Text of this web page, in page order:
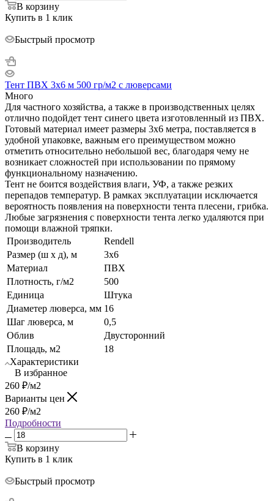
В корзину
Купить в 1 клик
Быстрый просмотр
Тент ПВХ 3x6 м 500 гр/м2 с люверсами
Много
Для частного хозяйства, а также в производственных целях
отлично подойдет тент синего цвета изготовленный из ПВХ.
Готовый материал имеет размеры 3х6 метра, поставляется в
удобной упаковке, важным его преимуществом можно
отметить относительно небольшой вес, благодаря чему не
возникает сложностей при использовании по прямому
функциональному назначению.
Тент не боится воздействия влаги, УФ, а также резких
перепадов температур. В рамках эксплуатации исключается
вероятность появления на поверхности тента плесени, грибка.
Любые загрязнения с поверхности тента легко удаляются при
помощи влажной тряпки.
Производитель
Rendell
Размер (ш х д), м
3х6
Материал
ПВХ
Плотность, г/м2
500
Единица
Штука
Диаметер люверса, мм 16
Шаг люверса, м
0,5
Облив
Двусторонний
Площадь, м2
18
Характеристики
В избранное
260 ₽/м2
Варианты цен
260 ₽/м2
Подробности
В корзину
Купить в 1 клик
Быстрый просмотр